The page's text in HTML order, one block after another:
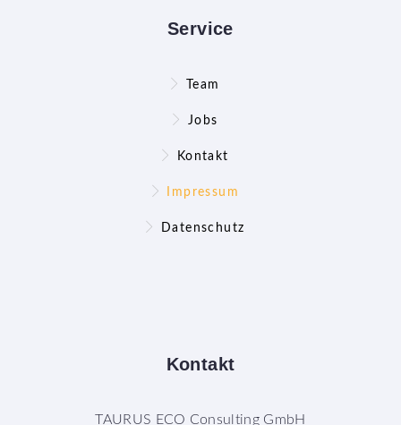
Service
Team
Jobs
Kontakt
Impressum
Datenschutz
Kontakt
TAURUS ECO Consulting GmbH